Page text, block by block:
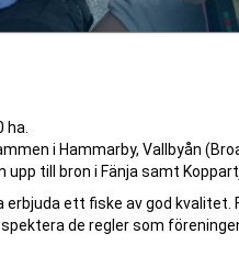
i Hammarby, Vallbyån
till bron i Fänja samt
ett fiske av god
de regler som